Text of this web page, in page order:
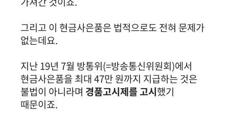
그리고 이 현금사은품은 법적으로도 전혀 문제가
없는데요.
지난 19년 7월 방통위(=방송통신위원회)에서
현금사은품을 최대 47만 원까지 지급하는 것은
불법이 아니라며 경품고시제를 고시했기
때문이죠.